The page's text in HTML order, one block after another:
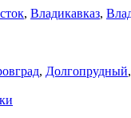
, Владикавказ,
, Долгопрудный,